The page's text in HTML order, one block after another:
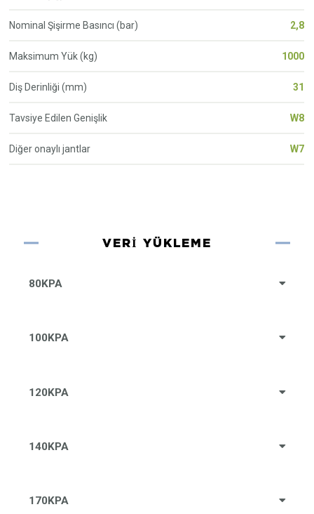
Nominal Şişirme Basıncı (bar) 2,8
Maksimum Yük (kg) 1000
Diş Derinliği (mm) 31
Tavsiye Edilen Genişlik W8
Diğer onaylı jantlar W7
VERI YÜKLEME
80KPA
100KPA
120KPA
140KPA
170KPA